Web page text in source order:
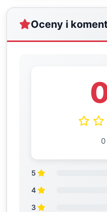
Oceny i
5
4
3